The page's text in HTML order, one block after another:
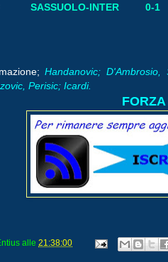
SASSUOLO-INTER 0-1
Handanovic;
Perisic; Icardi.
alle 21:38:00